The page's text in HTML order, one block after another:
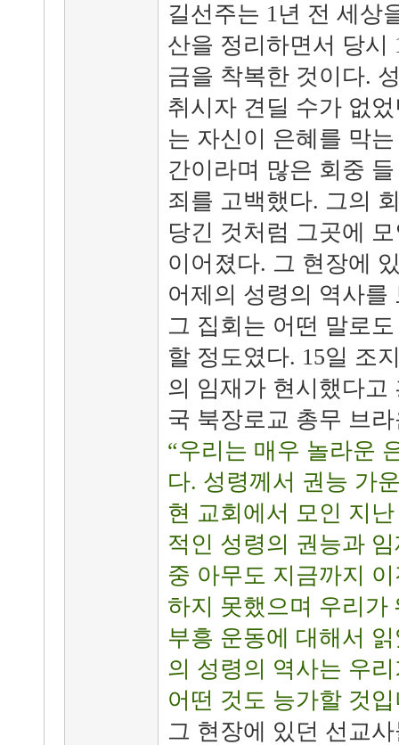
길선주는 1년 전 세상
산을 정리하면서 당시
금을 착복한 것이다.
취시자 견딜 수가 없
는 자신이 은혜를 막
간이라며 많은 회중
죄를 고백했다. 그의
당긴 것처럼 그곳에
이어졌다. 그 현장에
어제의 성령의 역사를
그 집회는 어떤 말로
할 정도였다. 15일 조
의 임재가 현시했다고
국 북장로교 총무 브
“우리는 매우 놀라운
다. 성령께서 권능 가
현 교회에서 모인 지
적인 성령의 권능과
중 아무도 지금까지
하지 못했으며 우리가
부흥 운동에 대해서
의 성령의 역사는 우
어떤 것도 능가할 것입
그 현장에 있던 선교